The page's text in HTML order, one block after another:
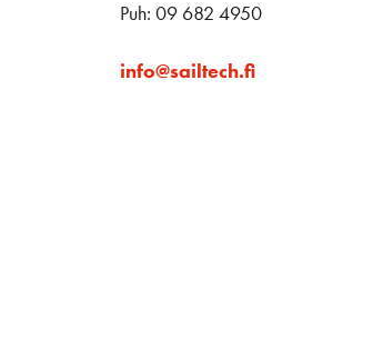
Puh: 09 682 4950
info@sailtech.fi